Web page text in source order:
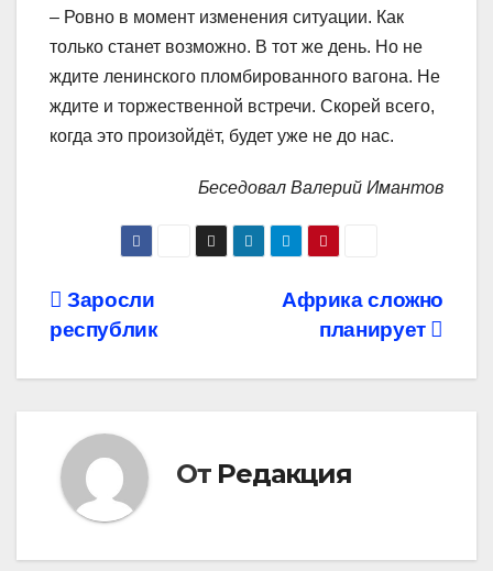
– Ровно в момент изменения ситуации. Как
только станет возможно. В тот же день. Но не
ждите ленинского пломбированного вагона. Не
ждите и торжественной встречи. Скорей всего,
когда это произойдёт, будет уже не до нас.
Беседовал Валерий Имантов
Навигация
по
Африка сложно
планирует
Заросли
республик
От Редакция